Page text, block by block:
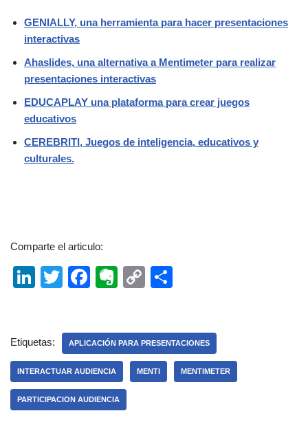
GENIALLY, una herramienta para hacer presentaciones
interactivas
Ahaslides, una alternativa a Mentimeter para realizar
presentaciones interactivas
EDUCAPLAY una plataforma para crear juegos
educativos
CEREBRITI, Juegos de inteligencia, educativos y
culturales.
Comparte el articulo:
Li
e
dI
n
T
er
F
e
b
o
o
E
n
ot
e
C
y
Li
n
p
ar
tir
Etiquetas: APLICACIÓN PARA PRESENTACIONES
INTERACTUAR AUDIENCIA MENTI MENTIMETER
PARTICIPACION AUDIENCIA